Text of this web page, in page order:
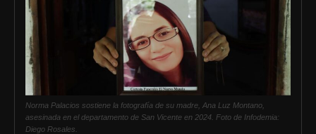
Norma Palacios sostiene la fotografía de su madre, Ana Luz Montano,
asesinada en el departamento de San Vicente en 2024. Foto de Infodemia:
Diego Rosales.